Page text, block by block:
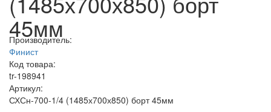
45мм
Производитель:
Финист
Код товара:
tr-198941
Артикул:
СХСн-700-1/4 (1485х700х850) борт 45мм